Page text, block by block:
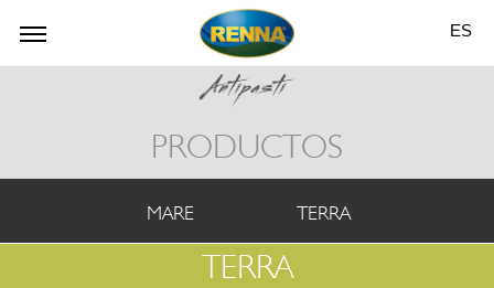
ES
PRODUCTOS
MARE TERRA
TERRA